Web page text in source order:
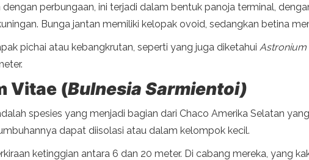
perbungaan, ini terjadi dalam bentuk panoja terminal,
Bunga jantan memiliki kelopak ovoid, sedangkan betina
pichai atau kebangkrutan, seperti yang juga diketahui Astronium
Vitae (Bulnesia Sarmientoi)
spesies yang menjadi bagian dari Chaco Amerika Selatan
dapat diisolasi atau dalam kelompok kecil.
ketinggian antara 6 dan 20 meter. Di cabang mereka, yang